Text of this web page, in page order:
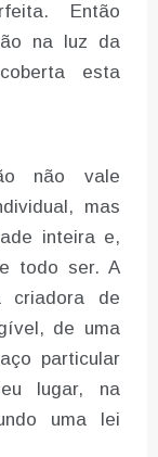
Então
na luz da
esta
não vale
mas
inteira e,
todo ser. A
criadora de
de uma
particular
lugar, na
uma lei